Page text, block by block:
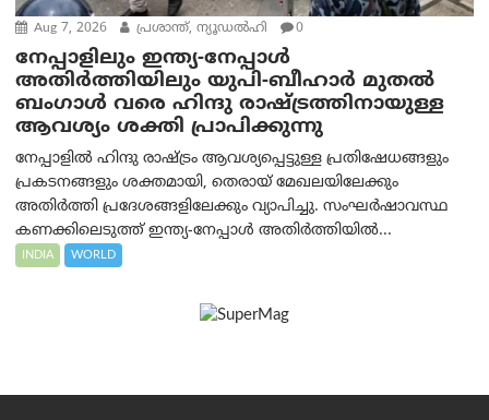
Aug 7, 2026 പ്രശാന്ത്, ന്യൂഡല്‍ഹി 0
നേപ്പാളിലും ഇന്ത്യ-നേപ്പാൾ
അതിർത്തിയിലും യുപി-ബീഹാർ മുതൽ
ബംഗാൾ വരെ ഹിന്ദു രാഷ്ട്രത്തിനായുള്ള
ആവശ്യം ശക്തി പ്രാപിക്കുന്നു
നേപ്പാളിൽ ഹിന്ദു രാഷ്ട്രം ആവശ്യപ്പെട്ടുള്ള പ്രതിഷേധങ്ങളും
പ്രകടനങ്ങളും ശക്തമായി, തെരായ് മേഖലയിലേക്കും
അതിർത്തി പ്രദേശങ്ങളിലേക്കും വ്യാപിച്ചു. സംഘർഷാവസ്ഥ
കണക്കിലെടുത്ത് ഇന്ത്യ-നേപ്പാൾ അതിർത്തിയിൽ...
INDIA WORLD